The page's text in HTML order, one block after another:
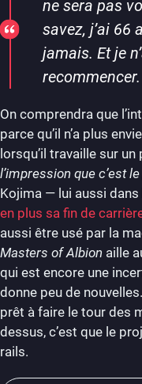
ne sera pas
savez, j’ai 66
jamais. Et je
recommencer
On comprendra que
parce qu’il n’a plus
lorsqu’il travaille sur un
l’impression que c’est
Kojima — lui aussi
en plus sa fin de
aussi être usé par la
Masters of Albion aille
qui est encore une
donne peu de
prêt à faire le tour des
dessus, c’est que le
rails.